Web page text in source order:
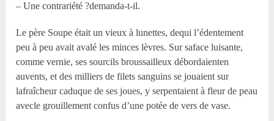
– Une contrariété ?demanda-t-il.
Le père Soupe était un vieux à lunettes, dequi l’édentement
peu à peu avait avalé les minces lèvres. Sur saface luisante,
comme vernie, ses sourcils broussailleux débordaienten
auvents, et des milliers de filets sanguins se jouaient sur
lafraîcheur caduque de ses joues, y serpentaient à fleur de peau
avecle grouillement confus d’une potée de vers de vase.